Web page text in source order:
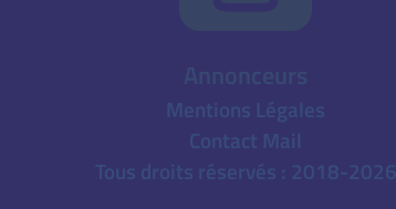
Mentions Légales
Contact Mail
Tous droits réservés : 2018-2026